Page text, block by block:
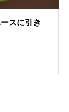
スに引き